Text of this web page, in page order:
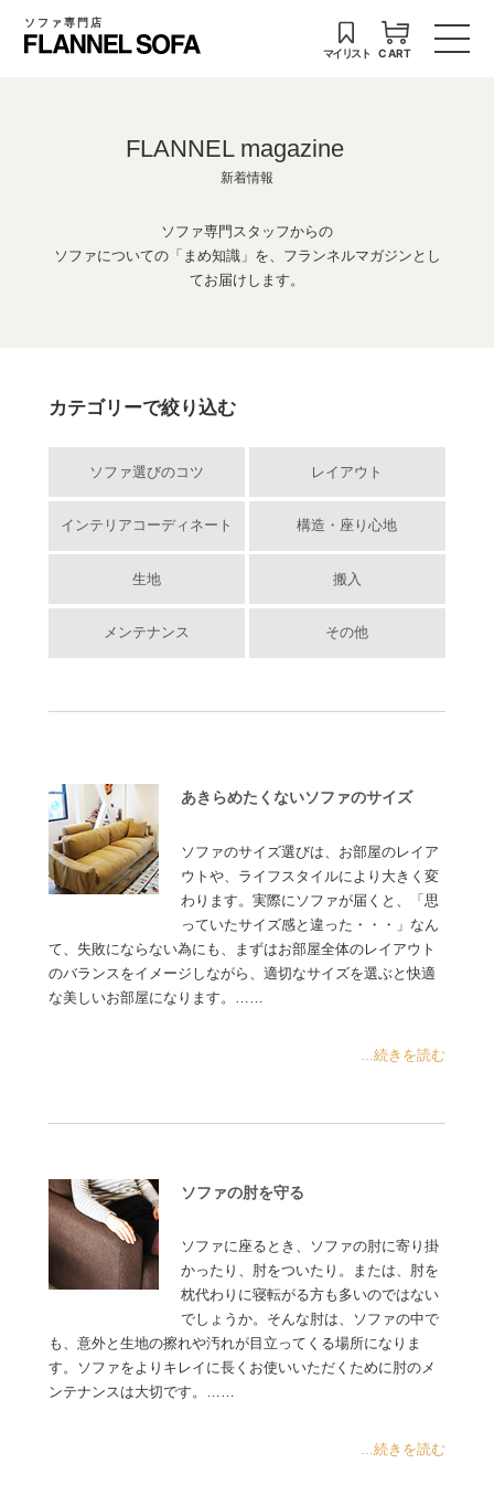
ソファ専門店
マイリスト CART
FLANNEL magazine
新着情報
ソファ専門スタッフからの
ソファについての「まめ知識」を、フランネルマガジンとし
てお届けします。
カテゴリーで絞り込む
ソファ選びのコツ レイアウト
インテリアコーディネート 構造・座り心地
生地 搬入
メンテナンス その他
あきらめたくないソファのサイズ
ソファのサイズ選びは、お部屋のレイア
ウトや、ライフスタイルにより大きく変
わります。実際にソファが届くと、「思
っていたサイズ感と違った・・・」なん
て、失敗にならない為にも、まずはお部屋全体のレイアウト
のバランスをイメージしながら、適切なサイズを選ぶと快適
な美しいお部屋になります。……
...続きを読む
ソファの肘を守る
ソファに座るとき、ソファの肘に寄り掛
かったり、肘をついたり。または、肘を
枕代わりに寝転がる方も多いのではない
でしょうか。そんな肘は、ソファの中で
も、意外と生地の擦れや汚れが目立ってくる場所になりま
す。ソファをよりキレイに長くお使いいただくために肘のメ
ンテナンスは大切です。……
...続きを読む